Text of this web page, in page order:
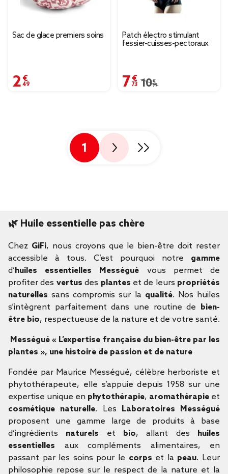
Sac de glace premiers soins
2,49 €
Patch électro stimulant
fessier-cuisses-pectoraux
7,73 €
Prix remisé de 10,99 €
10,99 €
1
🌿 Huile essentielle pas chère
Chez GiFi, nous croyons que le bien-être doit rester
accessible à tous. C’est pourquoi notre gamme
d’huiles essentielles Mességué vous permet de
profiter des vertus des plantes et de leurs propriétés
naturelles sans compromis sur la qualité. Nos huiles
s’intègrent parfaitement dans une routine de bien-
être bio, respectueuse de la nature et de votre santé.
Mességué « L’expertise française du bien-être par les
plantes », une histoire de passion et de nature
Fondée par Maurice Mességué, célèbre herboriste et
phytothérapeute, elle s’appuie depuis 1958 sur une
expertise unique en phytothérapie, aromathérapie et
cosmétique naturelle. Les Laboratoires Mességué
proposent une gamme large de produits à base
d’ingrédients naturels et bio, allant des huiles
essentielles aux compléments alimentaires, en
passant par les soins pour le corps et la peau. Leur
philosophie repose sur le respect de la nature et la